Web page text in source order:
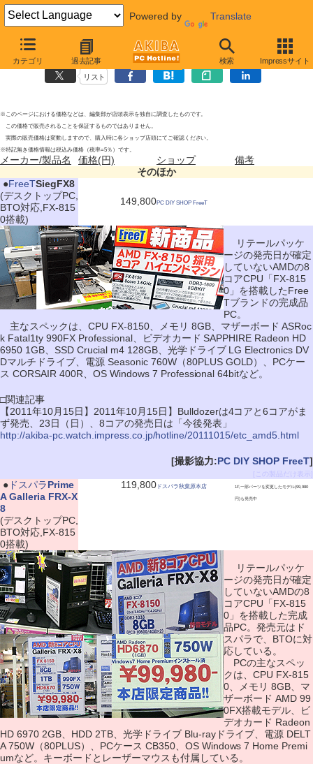
Powered by Translate
カテゴリ 過去記事 検索 Impressサイト
そのほかの新製品 (2011年10月23日) (10月18日〜23日調査)
リスト
※このページにおける価格などは、編集部が店頭表示を独自に調査したものです。
この価格で販売されることを保証するものではありません。
実際の販売価格は変動しますので、購入時に各ショップ店頭にてご確認ください。
※特記無き価格情報は税込み価格（税率=5％）です。
メーカー/製品名 価格(円) ショップ
備考
そのほか
●FreeTSiegFX8
(デスクトップPC,
BTO対応,FX-815
0搭載)
149,800PC DIY SHOP FreeT
リテールパッケ
ージの発売日が確定
していないAMDの8
コアCPU「FX-815
0」を搭載したFree
Tブランドの完成品
PC。
主なスペックは、CPU FX-8150、メモリ 8GB、マザーボード ASRoc
k Fatal1ty 990FX Professional、ビデオカード SAPPHIRE Radeon HD
6950 1GB、SSD Crucial m4 128GB、光学ドライブ LG Electronics DV
Dマルチドライブ、電源 Seasonic 760W（80PLUS GOLD）、PCケー
ス CORSAIR 400R、OS Windows 7 Professional 64bitなど。
□関連記事
【2011年10月15日】2011年10月15日】Bulldozerは4コアと6コアがま
ず発売、23日（日）、8コアの発売日は「今後発表」
http://akiba-pc.watch.impress.co.jp/hotline/20111015/etc_amd5.html
[撮影協力:PC DIY SHOP FreeT]
[この製品だけ表示]
● ドスパラPrime
A Galleria FRX-X
8
(デスクトップPC,
BTO対応,FX-815
0搭載)
119,800 ドスパラ秋葉原本店 1F,一部パーツを変更したモデル(99,980
円)も発売中
リテールパッケ
ージの発売日が確定
していないAMDの8
コアCPU「FX-815
0」を搭載した完成
品PC。発売元はド
スパラで、BTOに対
応している。
PCの主なスペッ
クは、CPU FX-815
0、メモリ 8GB、マ
ザーボード AMD 99
0FX搭載モデル、ビ
デオカード Radeon
HD 6970 2GB、HDD 2TB、光学ドライブ Blu-rayドライブ、電源 DELT
A 750W（80PLUS）、PCケース CB350、OS Windows 7 Home Premi
umなど。キーボードとレーザーマウスも付属している。